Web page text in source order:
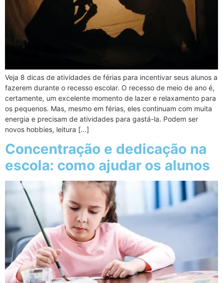
Veja 8 dicas de atividades de férias para incentivar seus alunos a
fazerem durante o recesso escolar. O recesso de meio de ano é,
certamente, um excelente momento de lazer e relaxamento para
os pequenos. Mas, mesmo em férias, eles continuam com muita
energia e precisam de atividades para gastá-la. Podem ser
novos hobbies, leitura […]
Concentração e dedicação na
escola: como ajudar os alunos